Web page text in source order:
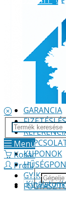
GARANCIA
FIZETÉSI
KUPONOK
GYIK
Menü
Kosár
Profil
Kínálatunk